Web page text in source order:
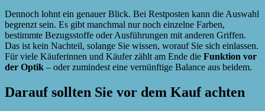
Dennoch lohnt ein genauer Blick. Bei Restposten kann die Auswahl
begrenzt sein. Es gibt manchmal nur noch einzelne Farben,
bestimmte Bezugsstoffe oder Ausführungen mit anderen Griffen.
Das ist kein Nachteil, solange Sie wissen, worauf Sie sich einlassen.
Für viele Käuferinnen und Käufer zählt am Ende die Funktion vor
der Optik – oder zumindest eine vernünftige Balance aus beidem.
Darauf sollten Sie vor dem Kauf achten